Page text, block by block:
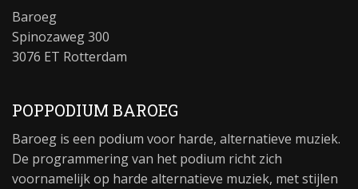
Baroeg
Spinozaweg 300
3076 ET Rotterdam
POPPODIUM BAROEG
Baroeg is een podium voor harde, alternatieve muziek.
De programmering van het podium richt zich
voornamelijk op harde alternatieve muziek, met stijlen